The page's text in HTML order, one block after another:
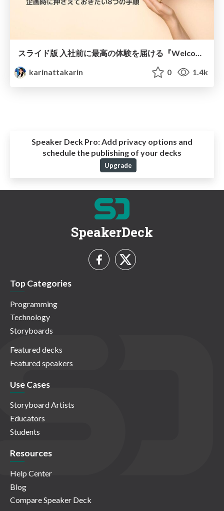
スライド版 入社前に最高の体験を届ける『Welcome Box』企画時に抑えておきたい８つの手順 / welcome-box
karinattakarin
0 1.4k
Speaker Deck Pro:Add privacy options and
schedule the publishing of your decks
Upgrade
SpeakerDeck
Top Categories
Programming
Technology
Storyboards
Featured decks
Featured speakers
Use Cases
Storyboard Artists
Educators
Students
Resources
Help Center
Blog
Compare Speaker Deck